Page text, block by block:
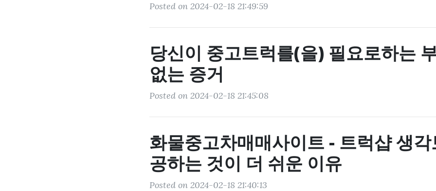
Posted on 2024-02-18 21:49:59
당신이 중고트럭를(을) 필요로하는
없는 증거
Posted on 2024-02-18 21:45:08
화물중고차매매사이트 - 트럭샵 생각
공하는 것이 더 쉬운 이유
Posted on 2024-02-18 21:40:13